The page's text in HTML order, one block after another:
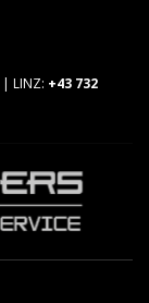
| LINZ: +43 732